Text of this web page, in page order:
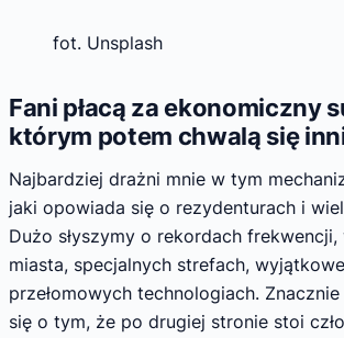
fot. Unsplash
Fani płacą za ekonomiczny
którym potem chwalą się
Najbardziej drażni mnie w tym
jaki opowiada się o rezydenturach i
Dużo słyszymy o rekordach frekwencji,
miasta, specjalnych strefach,
przełomowych technologiach.
się o tym, że po drugiej stronie stoi